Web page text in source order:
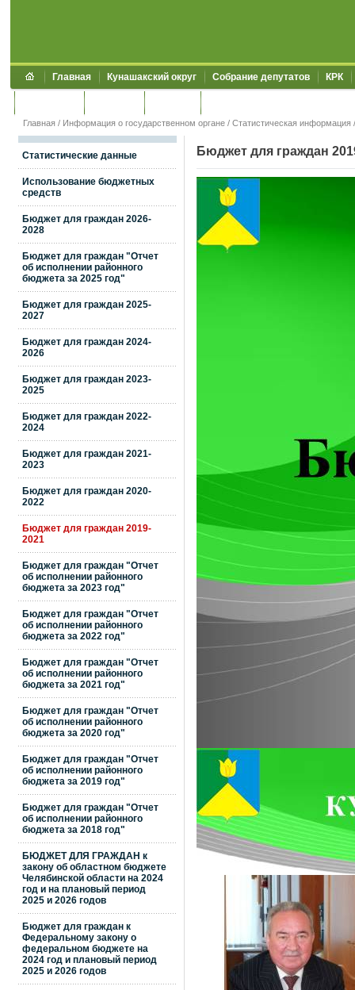
Главная Кунашакский округ Собрание депутатов КРК
Главная / Информация о государственном органе / Статистическая информация
Статистические данные
Использование бюджетных
средств
Бюджет для граждан 2026-
2028
Бюджет для граждан "Отчет
об исполнении районного
бюджета за 2025 год"
Бюджет для граждан 2025-
2027
Бюджет для граждан 2024-
2026
Бюджет для граждан 2023-
2025
Бюджет для граждан 2022-
2024
Бюджет для граждан 2021-
2023
Бюджет для граждан 2020-
2022
Бюджет для граждан 2019-
2021
Бюджет для граждан "Отчет
об исполнении районного
бюджета за 2023 год"
Бюджет для граждан "Отчет
об исполнении районного
бюджета за 2022 год"
Бюджет для граждан "Отчет
об исполнении районного
бюджета за 2021 год"
Бюджет для граждан "Отчет
об исполнении районного
бюджета за 2020 год"
Бюджет для граждан "Отчет
об исполнении районного
бюджета за 2019 год"
Бюджет для граждан "Отчет
об исполнении районного
бюджета за 2018 год"
БЮДЖЕТ ДЛЯ ГРАЖДАН к
закону об областном бюджете
Челябинской области на 2024
год и на плановый период
2025 и 2026 годов
Бюджет для граждан к
Федеральному закону о
федеральном бюджете на
2024 год и плановый период
2025 и 2026 годов
Бюджет для граждан